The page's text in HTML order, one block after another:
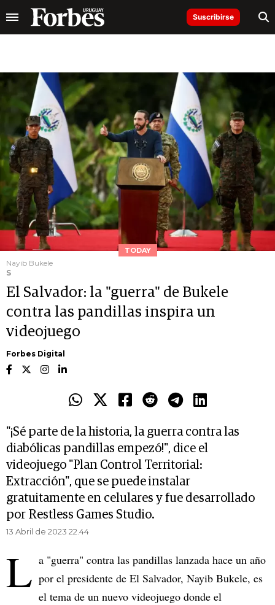
Suscribirse
TODAY
Nayib Bukele
S
El Salvador: la "guerra" de Bukele
contra las pandillas inspira un
videojuego
Forbes Digital
"¡Sé parte de la historia, la guerra contra las
diabólicas pandillas empezó!", dice el
videojuego "Plan Control Territorial:
Extracción", que se puede instalar
gratuitamente en celulares y fue desarrollado
por Restless Games Studio.
13 Abril de 2023 22.44
L a "guerra" contra las pandillas lanzada hace un año
por el presidente de El Salvador, Nayib Bukele, es
el tema de un nuevo videojuego donde el